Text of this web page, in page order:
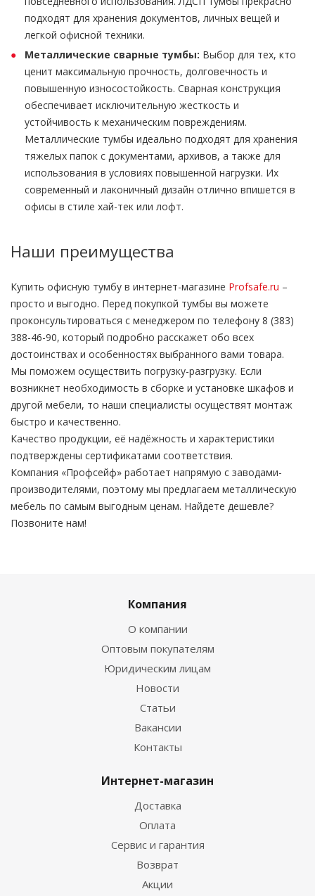
подходят для хранения документов, личных вещей и
легкой офисной техники.
Металлические сварные тумбы: Выбор для тех, кто
ценит максимальную прочность, долговечность и
повышенную износостойкость. Сварная конструкция
обеспечивает исключительную жесткость и
устойчивость к механическим повреждениям.
Металлические тумбы идеально подходят для хранения
тяжелых папок с документами, архивов, а также для
использования в условиях повышенной нагрузки. Их
современный и лаконичный дизайн отлично впишется в
офисы в стиле хай-тек или лофт.
Наши преимущества
Купить офисную тумбу в интернет-магазине Profsafe.ru –
просто и выгодно. Перед покупкой тумбы вы можете
проконсультироваться с менеджером по телефону 8 (383)
388-46-90, который подробно расскажет обо всех
достоинствах и особенностях выбранного вами товара.
Мы поможем осуществить погрузку-разгрузку. Если
возникнет необходимость в сборке и установке шкафов и
другой мебели, то наши специалисты осуществят монтаж
быстро и качественно.
Качество продукции, её надёжность и характеристики
подтверждены сертификатами соответствия.
Компания «Профсейф» работает напрямую с заводами-
производителями, поэтому мы предлагаем металлическую
мебель по самым выгодным ценам. Найдете дешевле?
Позвоните нам!
Компания
О компании
Оптовым покупателям
Юридическим лицам
Новости
Статьи
Вакансии
Контакты
Интернет-магазин
Доставка
Оплата
Сервис и гарантия
Возврат
Акции